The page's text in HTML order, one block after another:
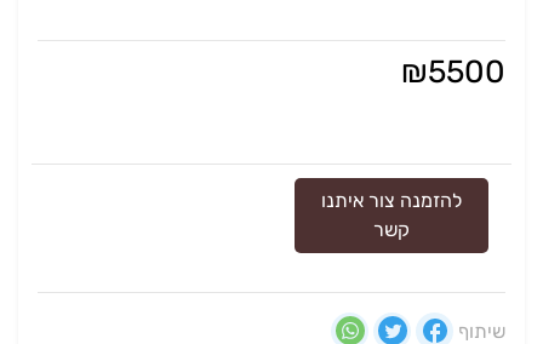
₪5500
להזמנה צור איתנו
קשר
שיתוף